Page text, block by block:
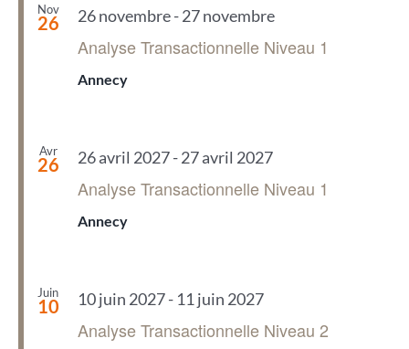
Nov
26 26 novembre-27 novembre
Analyse Transactionnelle Niveau 1
Annecy
Avr
26 26 avril 2027-27 avril 2027
Analyse Transactionnelle Niveau 1
Annecy
Juin
10 10 juin 2027- 11 juin 2027
Analyse Transactionnelle Niveau 2